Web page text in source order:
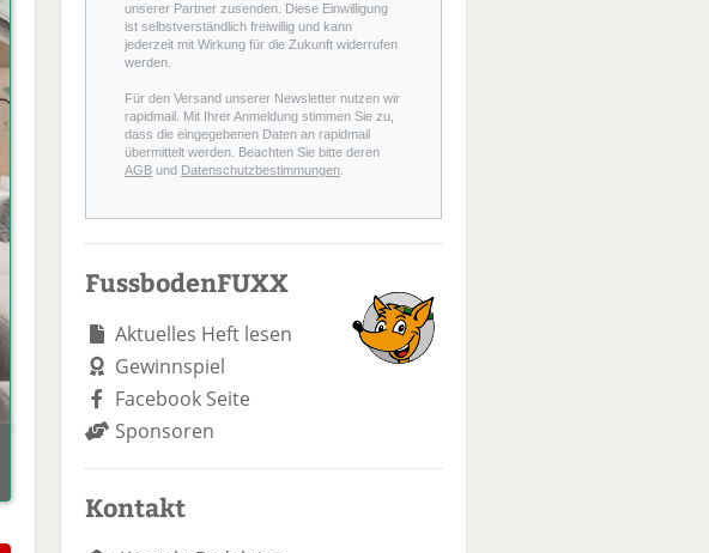
unserer Partner zusenden. Diese Einwilligung
ist selbstverständlich freiwillig und kann
jederzeit mit Wirkung für die Zukunft widerrufen
werden.
Für den Versand unserer Newsletter nutzen wir
rapidmail. Mit Ihrer Anmeldung stimmen Sie zu,
dass die eingegebenen Daten an rapidmail
übermittelt werden. Beachten Sie bitte deren
AGB und Datenschutzbestimmungen.
FussbodenFUXX
Aktuelles Heft lesen
Gewinnspiel
Facebook Seite
Sponsoren
Kontakt